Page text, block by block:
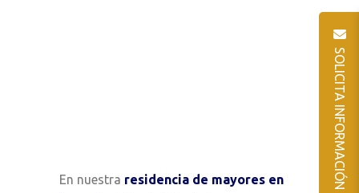
En nuestra residencia de mayores en
SOLICITA INFORMACIÓN